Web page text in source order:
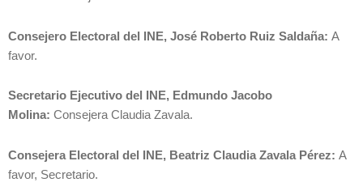
Consejero Electoral del INE, José Roberto Ruiz Saldaña: A
favor.
Secretario Ejecutivo del INE, Edmundo Jacobo
Molina: Consejera Claudia Zavala.
Consejera Electoral del INE, Beatriz Claudia Zavala Pérez: A
favor, Secretario.